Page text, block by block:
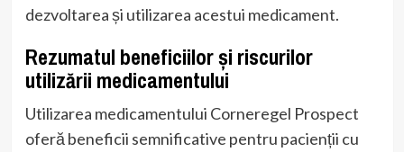
dezvoltarea și utilizarea acestui medicament.
Rezumatul beneficiilor și riscurilor
utilizării medicamentului
Utilizarea medicamentului Corneregel Prospect
oferă beneficii semnificative pentru pacienții cu